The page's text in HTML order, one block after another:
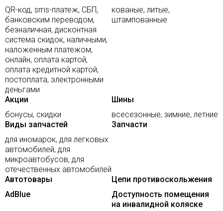
QR-код, sms-платеж, СБП,
банковским переводом,
безналичная, дисконтная
система скидок, наличными,
наложенным платежом,
онлайн, оплата картой,
оплата кредитной картой,
постоплата, электронными
деньгами
кованые, литые,
штампованные
Акции
бонусы, скидки
Шины
всесезонные, зимние, летние
Виды запчастей
для иномарок, для легковых
автомобилей, для
микроавтобусов, для
отечественных автомобилей
Запчасти
Автотовары
Цепи противоскольжения
AdBlue
Доступность помещения
на инвалидной коляске